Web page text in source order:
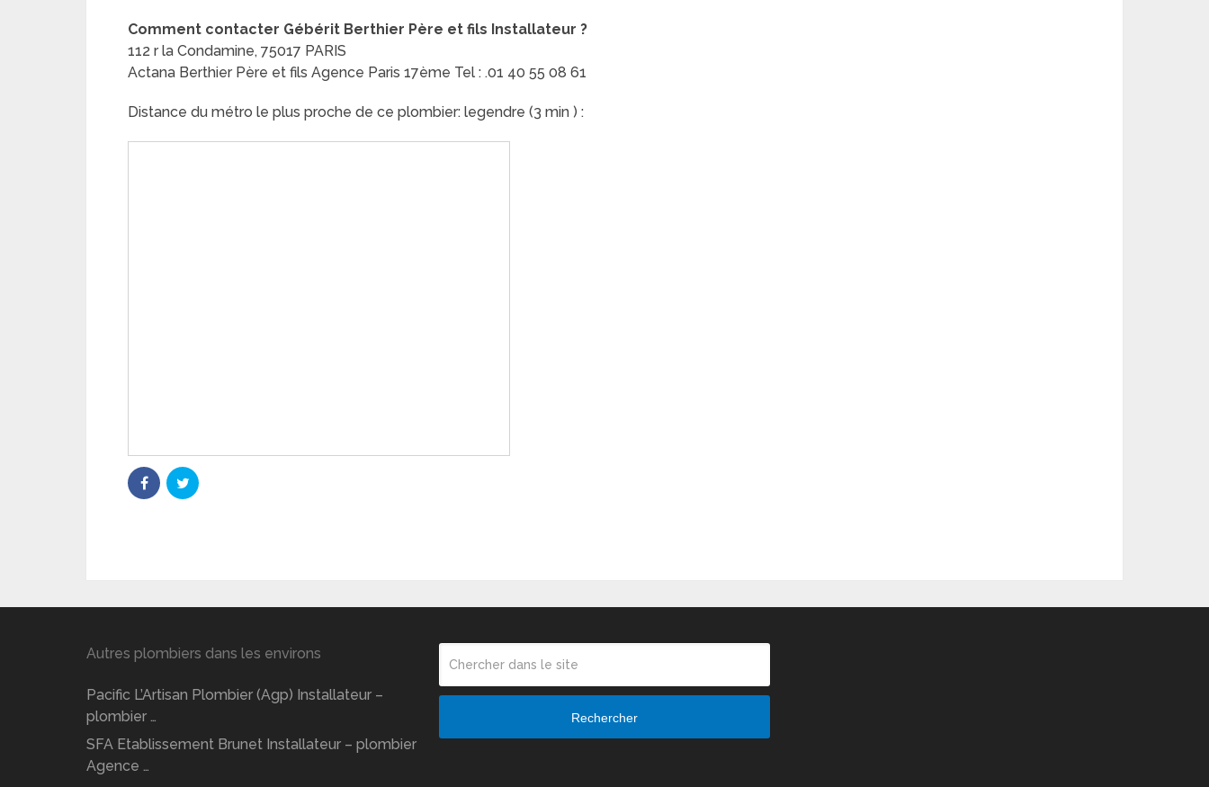
Comment contacter Gébérit Berthier Père et fils Installateur ?
112 r la Condamine, 75017 PARIS
Actana Berthier Père et fils Agence Paris 17ème Tel : .01 40 55 08 61
Distance du métro le plus proche de ce plombier: legendre (3 min ) :
Autres plombiers dans les environs
Pacific L’Artisan Plombier (Agp) Installateur –
plombier …
SFA Etablissement Brunet Installateur – plombier
Agence …
Rechercher